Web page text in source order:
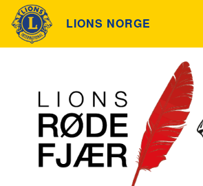
LIONS NORGE